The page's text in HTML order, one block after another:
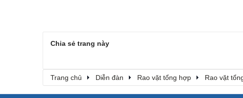
Chia sẻ trang này
Trang chủ Diễn đàn Rao vặt tổng hợp Rao vặt